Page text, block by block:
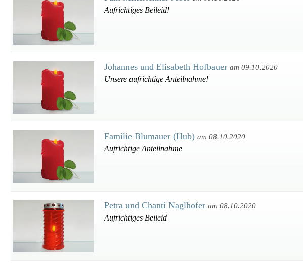
Aufrichtiges Beileid!
Johannes und Elisabeth Hofbauer am 09.10.2020
Unsere aufrichtige Anteilnahme!
Familie Blumauer (Hub) am 08.10.2020
Aufrichtige Anteilnahme
Petra und Chanti Naglhofer am 08.10.2020
Aufrichtiges Beileid